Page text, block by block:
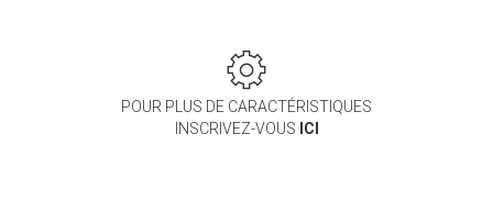
POUR PLUS DE CARACTÉRISTIQUES
INSCRIVEZ-VOUS ICI